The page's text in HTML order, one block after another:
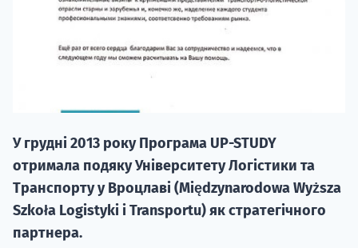
У грудні 2013 року Програма UP-STUDY
отримала подяку Університету Логістики та
Транспорту у Вроцлаві (Międzynarodowa Wyższa
Szkoła Logistyki i Transportu) як стратегічного
партнера.